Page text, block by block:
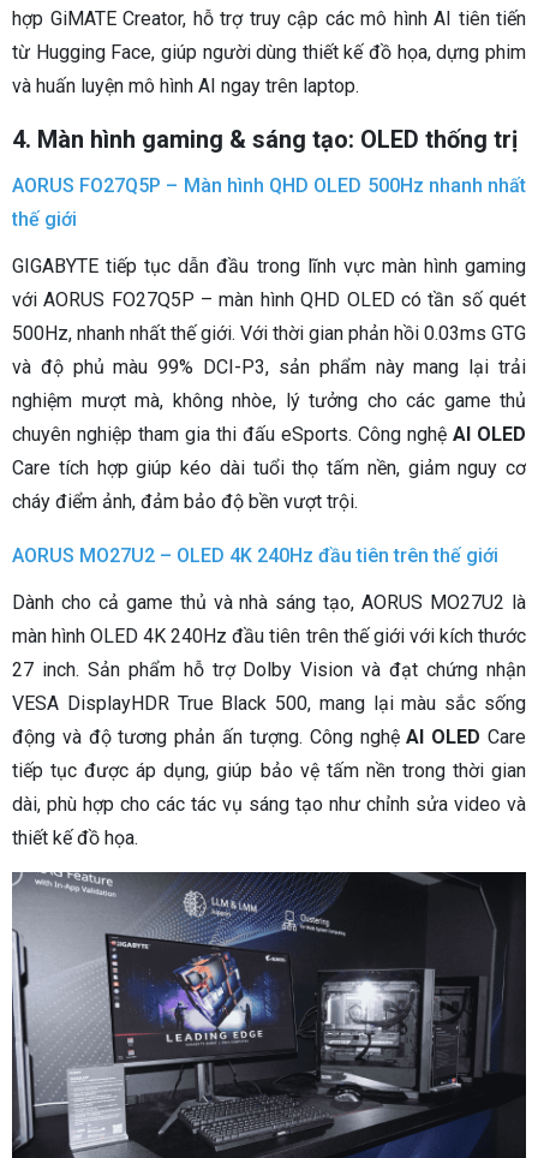
hợp GiMATE Creator, hỗ trợ truy cập các mô hình AI tiên tiến
từ Hugging Face, giúp người dùng thiết kế đồ họa, dựng phim
và huấn luyện mô hình AI ngay trên laptop.
4. Màn hình gaming & sáng tạo: OLED thống trị
AORUS FO27Q5P – Màn hình QHD OLED 500Hz nhanh nhất
thế giới
GIGABYTE tiếp tục dẫn đầu trong lĩnh vực màn hình gaming
với AORUS FO27Q5P – màn hình QHD OLED có tần số quét
500Hz, nhanh nhất thế giới. Với thời gian phản hồi 0.03ms GTG
và độ phủ màu 99% DCI-P3, sản phẩm này mang lại trải
nghiệm mượt mà, không nhòe, lý tưởng cho các game thủ
chuyên nghiệp tham gia thi đấu eSports. Công nghệ AI OLED
Care tích hợp giúp kéo dài tuổi thọ tấm nền, giảm nguy cơ
cháy điểm ảnh, đảm bảo độ bền vượt trội.
AORUS MO27U2 – OLED 4K 240Hz đầu tiên trên thế giới
Dành cho cả game thủ và nhà sáng tạo, AORUS MO27U2 là
màn hình OLED 4K 240Hz đầu tiên trên thế giới với kích thước
27 inch. Sản phẩm hỗ trợ Dolby Vision và đạt chứng nhận
VESA DisplayHDR True Black 500, mang lại màu sắc sống
động và độ tương phản ấn tượng. Công nghệAI OLED Care
tiếp tục được áp dụng, giúp bảo vệ tấm nền trong thời gian
dài, phù hợp cho các tác vụ sáng tạo như chỉnh sửa video và
thiết kế đồ họa.